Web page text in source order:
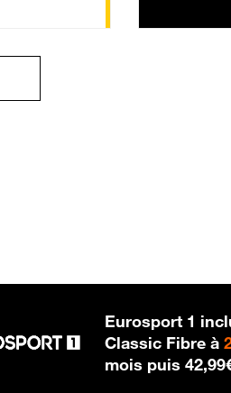
Eurosport 1
Classic Fibre à
mois puis